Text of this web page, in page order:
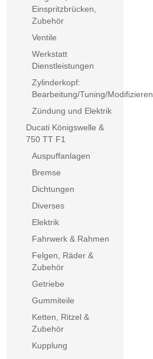
Einspritzbrücken,
Zubehör
Ventile
Werkstatt
Dienstleistungen
Zylinderkopf:
Bearbeitung/Tuning/Modifizieren
Zündung und Elektrik
Ducati Königswelle &
750 TT F1
Auspuffanlagen
Bremse
Dichtungen
Diverses
Elektrik
Fahrwerk & Rahmen
Felgen, Räder &
Zubehör
Getriebe
Gummiteile
Ketten, Ritzel &
Zubehör
Kupplung